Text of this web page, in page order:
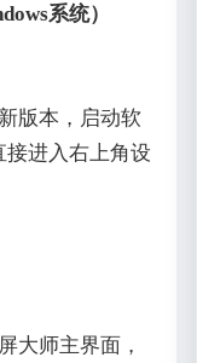
系统）
版本，启动软
进入右上角设
大师主界面，